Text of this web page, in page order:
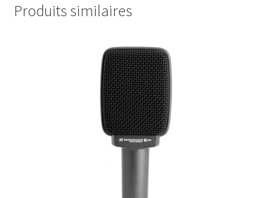
Produits similaires